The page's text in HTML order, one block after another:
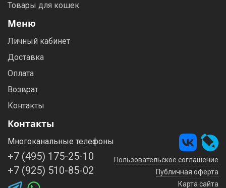
Товары для кошек
Меню
Личный кабинет
Доставка
Оплата
Возврат
Контакты
Контакты
Многоканальные телефоны
+7 (495) 175-25-10
+7 (925) 510-85-02
Пользовательское соглашение
Публичная оферта
Карта сайта